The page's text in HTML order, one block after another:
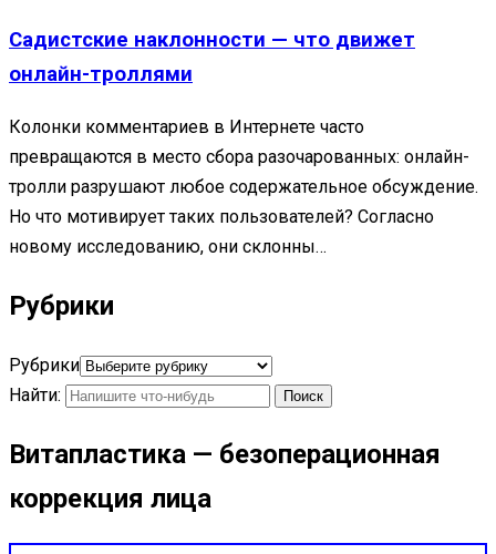
Садистские наклонности — что движет
онлайн-троллями
Колонки комментариев в Интернете часто
превращаются в место сбора разочарованных: онлайн-
тролли разрушают любое содержательное обсуждение.
Но что мотивирует таких пользователей? Согласно
новому исследованию, они склонны…
Рубрики
Рубрики
Найти:
Витапластика — безоперационная
коррекция лица